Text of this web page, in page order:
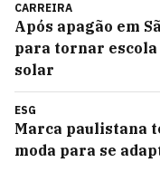
CARREIRA
Após apagão em
para tornar
solar
ESG
Marca paulistana
moda para se